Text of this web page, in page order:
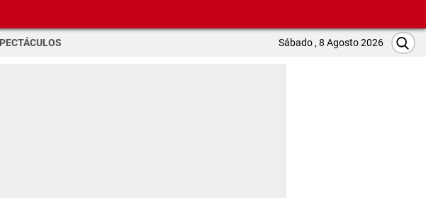
Sábado , 8 Agosto 2026